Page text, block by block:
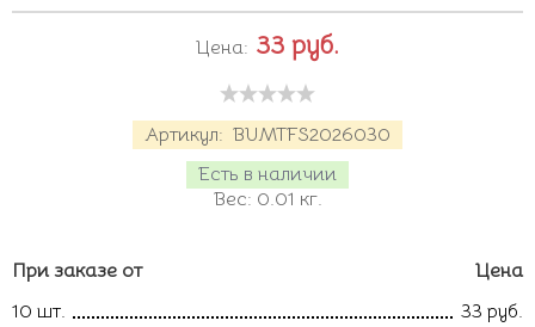
Артикул: BUMTFS2026030
Есть в наличии
Вес: 0.01 кг.
Цена: 33 руб.
При заказе от
Цена
10 шт.
33 руб.